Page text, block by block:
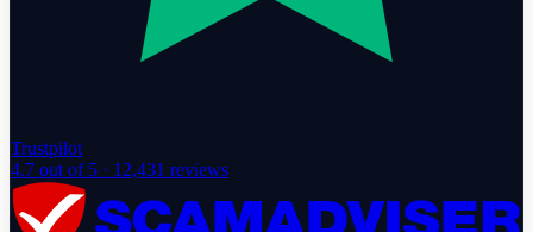
Trustpilot
4.7 out of 5 · 12,431 reviews